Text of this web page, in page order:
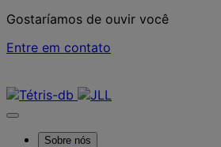
Gostaríamos de ouvir você
Entre em contato
Sobre nós